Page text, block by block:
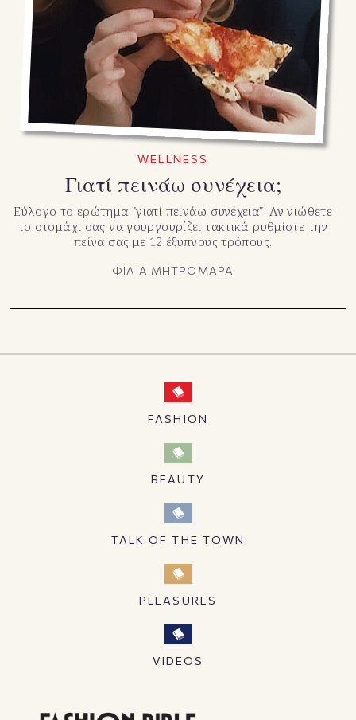
TikTok
X(Twitter)
WELLNESS
Γιατί πεινάω συνέχεια;
Εύλογο το ερώτημα "γιατί πεινάω συνέχεια": Αν νιώθετε
το στομάχι σας να γουργουρίζει τακτικά ρυθμίστε την
πείνα σας με 12 έξυπνους τρόπους.
ΦΙΛΙΑ ΜΗΤΡΟΜΑΡΑ
FASHION
BEAUTY
TALK OF THE TOWN
PLEASURES
VIDEOS